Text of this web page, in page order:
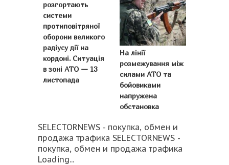
розгортають
системи
протиповітряної
оборони великого
радіусу дії на
кордоні. Ситуація
в зоні АТО — 13
листопада
На лінії
розмежування між
силами АТО та
бойовиками
напружена
обстановка
SELECTORNEWS - покупка, обмен и
продажа трафика SELECTORNEWS -
покупка, обмен и продажа трафика
Loading...